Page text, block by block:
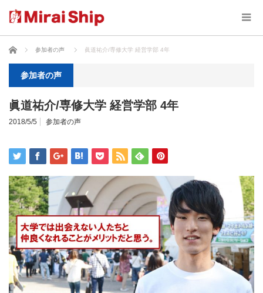
ホーム 参加者の声 眞道祐介/専修大学 経営学部 4年
参加者の声
眞道祐介/専修大学 経営学部 4年
2018/5/5 参加者の声